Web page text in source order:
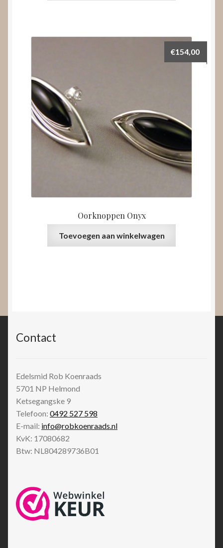
Oorknoppen Onyx
€154,00
Toevoegen aan winkelwagen
Contact
Edelsmid Rob Koenraads
5701 NP Helmond
Ketsegangske 9
Telefoon: 0492 527 598
E-mail: info@robkoenraads.nl
KvK: 17080682
Btw: NL804289736B01